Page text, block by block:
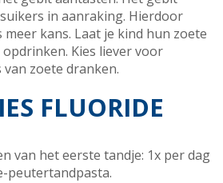
in aanraking. Hierdoor
kans. Laat je kind hun zoete
Kies liever voor
zoete dranken.
FLUORIDE
van het eerste tandje: 1x per dag
peutertandpasta.